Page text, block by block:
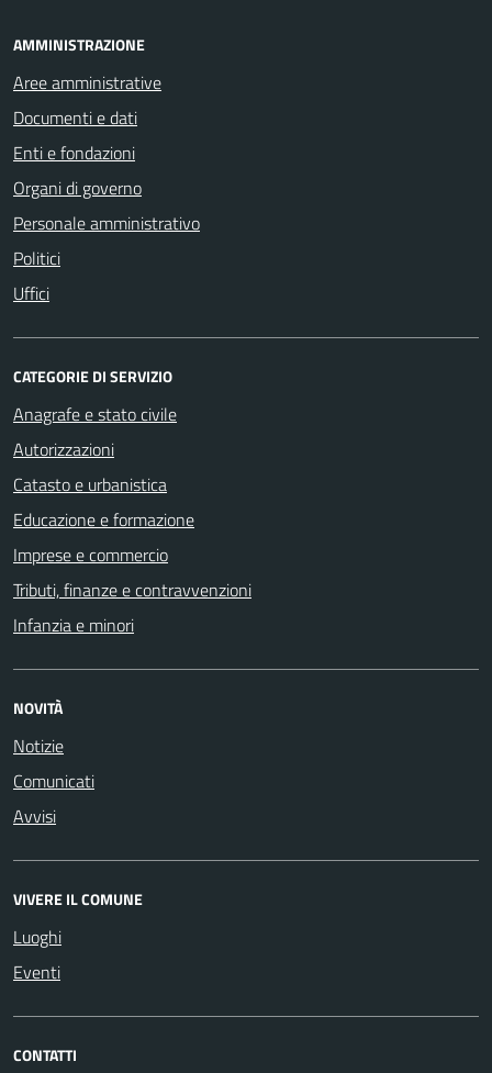
AMMINISTRAZIONE
Aree amministrative
Documenti e dati
Enti e fondazioni
Organi di governo
Personale amministrativo
Politici
Uffici
CATEGORIE DI SERVIZIO
Anagrafe e stato civile
Autorizzazioni
Catasto e urbanistica
Educazione e formazione
Imprese e commercio
Tributi, finanze e contravvenzioni
Infanzia e minori
NOVITÀ
Notizie
Comunicati
Avvisi
VIVERE IL COMUNE
Luoghi
Eventi
CONTATTI